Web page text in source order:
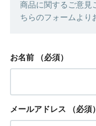
商品に関するご意見
ちらのフォームより
お名前 （必須）
メールアドレス （必須）